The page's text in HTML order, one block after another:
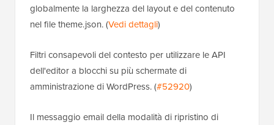
globalmente la larghezza del layout e del contenuto
nel file theme.json. (Vedi dettagli)
Filtri consapevoli del contesto per utilizzare le API
dell'editor a blocchi su più schermate di
amministrazione di WordPress. (#52920)
Il messaggio email della modalità di ripristino di